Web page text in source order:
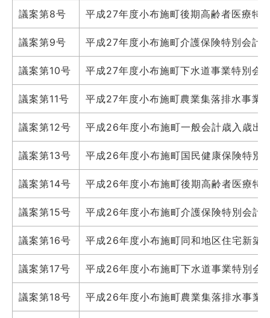
議案第8号 平成27年度小布施町後期高齢者医療特
議案第9号 平成27年度小布施町介護保険特別会計
議案第10号 平成27年度小布施町下水道事業特別会
議案第11号 平成27年度小布施町農業集落排水事業
議案第12号 平成26年度小布施町一般会計歳入歳出
議案第13号 平成26年度小布施町国民健康保険特別
議案第14号 平成26年度小布施町後期高齢者医療特
議案第15号 平成26年度小布施町介護保険特別会計
議案第16号 平成26年度小布施町同和地区住宅新築
議案第17号 平成26年度小布施町下水道事業特別会
議案第18号 平成26年度小布施町農業集落排水事業